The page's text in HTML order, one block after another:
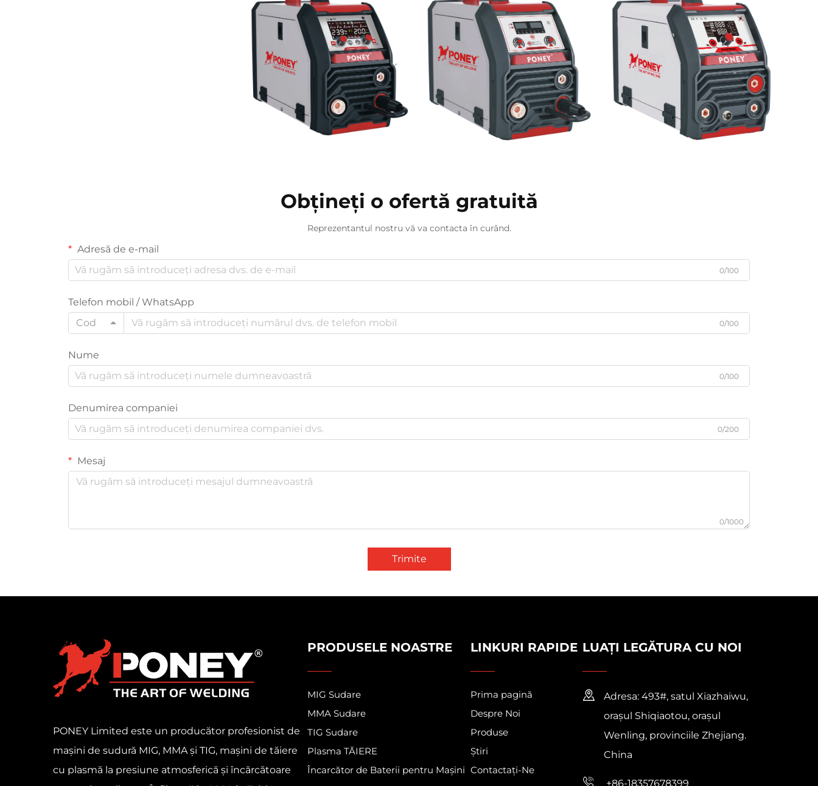
Obțineți o ofertă gratuită
Reprezentantul nostru vă va contacta în curând.
Adresă de e-mail
0/100
Telefon mobil / WhatsApp
Cod
0/100
Nume
0/100
Denumirea companiei
0/200
Mesaj
0/1000
Trimite
PONEY Limited este un producător profesionist de
mașini de sudură MIG, MMA și TIG, mașini de tăiere
cu plasmă la presiune atmosferică și încărcătoare
PRODUSELE NOASTRE
MIG Sudare
MMA Sudare
TIG Sudare
Plasma TĂIERE
Încarcător de Baterii pentru Mașini
LINKURI RAPIDE
Prima pagină
Despre Noi
Produse
Știri
Contactați-Ne
LUAȚI LEGĂTURA CU NOI
Adresa: 493#, satul Xiazhaiwu,
orașul Shiqiaotou, orașul
Wenling, provinciile Zhejiang.
China
+86-18357678399